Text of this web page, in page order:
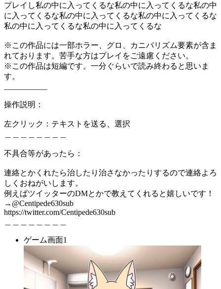
プレイし私の中に入ってくるな私の中に入ってくるな私の中
に入ってくるな私の中に入ってくるな私の中に入ってくるな
私の中に入ってくるな私の中に入ってくるな
※この作品には一部ホラー、グロ、カニバリズム要素が含ま
れております。苦手な方はプレイをご遠慮ください。
※この作品は短編です。一分ぐらいで読み終わると思いま
す。
操作説明：
左クリック：テキストを送る、選択
不具合等があったら：
連絡とかくれたら治したり治さなかったりするので連絡よろ
しくおねがいします。
例えばツイッターのDMとかで教えてくれると嬉しいです！
→@Centipede630sub
https://twitter.com/Centipede630sub
ゲーム画面1